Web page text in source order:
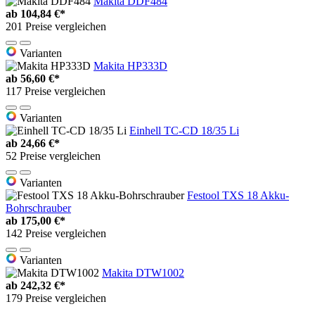
ab 104,84 €*
201 Preise vergleichen
Varianten
Makita HP333D
ab 56,60 €*
117 Preise vergleichen
Varianten
Einhell TC-CD 18/35 Li
ab 24,66 €*
52 Preise vergleichen
Varianten
Festool TXS 18 Akku-
Bohrschrauber
ab 175,00 €*
142 Preise vergleichen
Varianten
Makita DTW1002
ab 242,32 €*
179 Preise vergleichen